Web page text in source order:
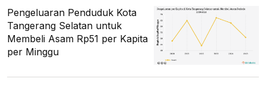
Pengeluaran Penduduk Kota
Tangerang Selatan untuk
Membeli Asam Rp51 per Kapita
per Minggu